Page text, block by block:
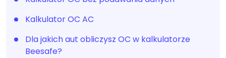
Kalkulator OC AC
Dla jakich aut obliczysz OC w kalkulatorze
Beesafe?